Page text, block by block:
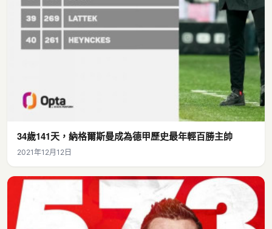
34歲141天，納格爾斯曼成為德甲歷史最年輕百勝主帥
2021年12月12日